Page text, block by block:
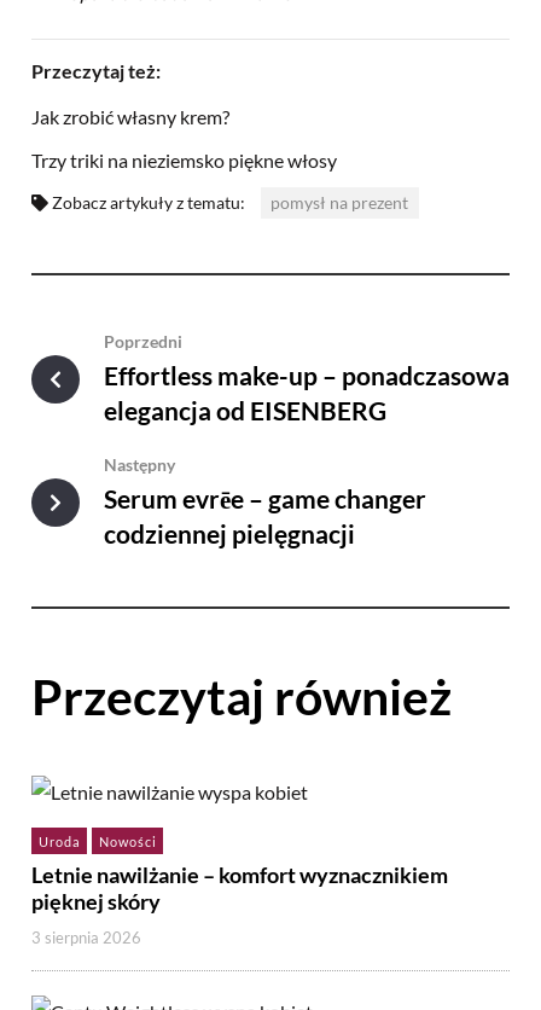
Przeczytaj też:
Jak zrobić własny krem?
Trzy triki na nieziemsko piękne włosy
Zobacz artykuły z tematu: pomysł na prezent
Poprzedni
Effortless make-up – ponadczasowa
elegancja od EISENBERG
Następny
Serum evrēe – game changer
codziennej pielęgnacji
Przeczytaj również
Uroda Nowości
Letnie nawilżanie – komfort wyznacznikiem
pięknej skóry
3 sierpnia 2026